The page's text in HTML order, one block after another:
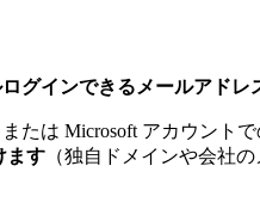
グインできるメールアドレ
たは Microsoft アカウント
ます （独自ドメインや会社